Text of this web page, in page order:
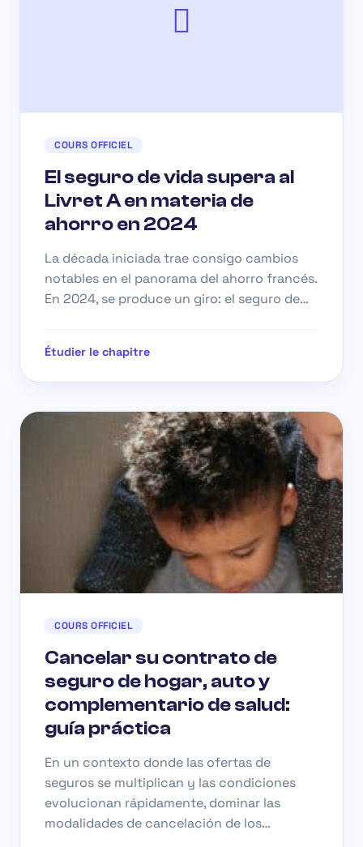
COURS OFFICIEL
El seguro de vida supera al
Livret A en materia de
ahorro en 2024
La década iniciada trae consigo cambios
notables en el panorama del ahorro francés.
En 2024, se produce un giro: el seguro de…
Étudier le chapitre
COURS OFFICIEL
Cancelar su contrato de
seguro de hogar, auto y
complementario de salud:
guía práctica
En un contexto donde las ofertas de
seguros se multiplican y las condiciones
evolucionan rápidamente, dominar las
modalidades de cancelación de los…